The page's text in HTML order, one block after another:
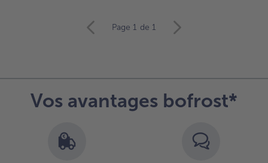
des
articles.
Page 1 de 1
Vos avantages bofrost*